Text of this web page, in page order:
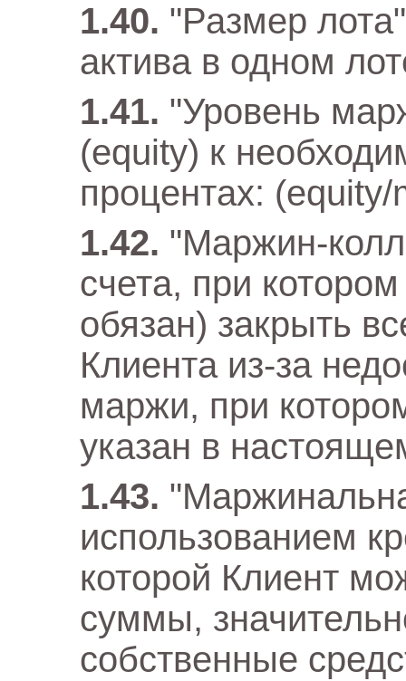
"Размер
актива в одном
"Уровень
(equity) к
процентах:
"Маржин-
счета, при
обязан) закрыть
Клиента из-за
маржи, при
указан в
использованием
которой Клиент
суммы,
собственные